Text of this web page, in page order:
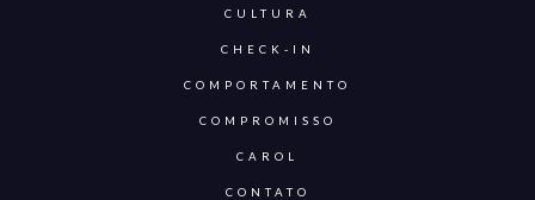
CULTURA
CHECK-IN
COMPORTAMENTO
COMPROMISSO
CAROL
CONTATO